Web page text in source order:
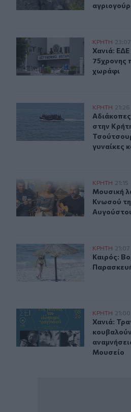
Χανιά: ΕΔΕ για την υπόθεση
ΚΡΗΤΗ 23:07
Χανιά:
Χανιά:
75χρονης
χωράφι
Αδιάκοπες οι ροές ΚΡΗΤΗ 21:26
στην
γυναίκες
Μουσική λαϊκή βραδιά στο
ΚΡΗΤΗ 21:15
Μουσική
Μουσική
Κνωσού
Καιρός: Βοριάδες και ζέστη
ΚΡΗΤΗ 21:07
Καιρός:
Καιρός:
Χανιά: Τραγούδια πουΚΡΗΤΗ 21:00
Χανιά:
Χανιά:
Μουσείο